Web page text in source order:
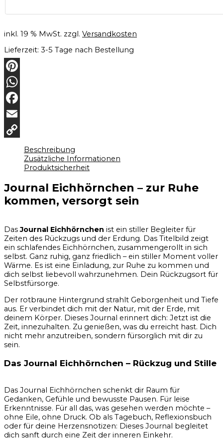
inkl. 19 % MwSt. zzgl. Versandkosten
Lieferzeit: 3-5 Tage nach Bestellung
Pinterest
WhatsApp
Facebook
Email
Beschreibung
Zusätzliche Informationen
Produktsicherheit
Journal Eichhörnchen – zur Ruhe
kommen, versorgt sein
DasJournal Eichhörnchen ist ein stiller Begleiter für
Zeiten des Rückzugs und der Erdung. Das Titelbild zeigt
ein schlafendes Eichhörnchen, zusammengerollt in sich
selbst. Ganz ruhig, ganz friedlich – ein stiller Moment voller
Wärme. Es ist eine Einladung, zur Ruhe zu kommen und
dich selbst liebevoll wahrzunehmen. Dein Rückzugsort für
Selbstfürsorge.
Der rotbraune Hintergrund strahlt Geborgenheit und Tiefe
aus. Er verbindet dich mit der Natur, mit der Erde, mit
deinem Körper. Dieses Journal erinnert dich: Jetzt ist die
Zeit, innezuhalten. Zu genießen, was du erreicht hast. Dich
nicht mehr anzutreiben, sondern fürsorglich mit dir zu
sein.
Das Journal Eichhörnchen – Rückzug und Stille
Das Journal Eichhörnchen schenkt dir Raum für
Gedanken, Gefühle und bewusste Pausen. Für leise
Erkenntnisse. Für all das, was gesehen werden möchte –
ohne Eile, ohne Druck. Ob als Tagebuch, Reflexionsbuch
oder für deine Herzensnotizen: Dieses Journal begleitet
dich sanft durch eine Zeit der inneren Einkehr.